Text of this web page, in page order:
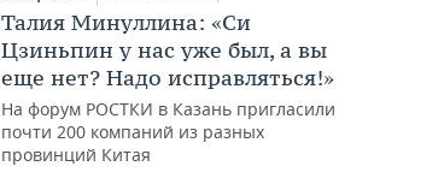
Талия Минуллина: «Си
Цзиньпин у нас уже был, а вы
еще нет? Надо исправляться!»
На форум РОСТКИ в Казань пригласили
почти 200 компаний из разных
провинций Китая